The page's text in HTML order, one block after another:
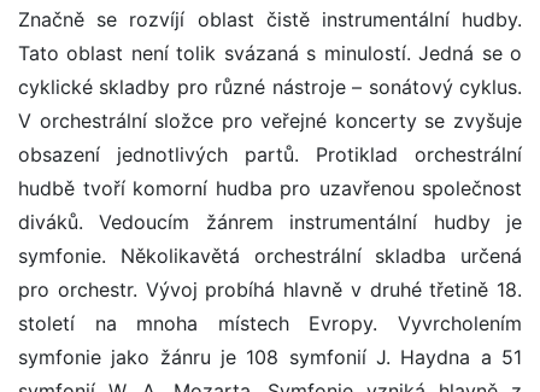
Značně se rozvíjí oblast čistě instrumentální hudby.
Tato oblast není tolik svázaná s minulostí. Jedná se o
cyklické skladby pro různé nástroje – sonátový cyklus.
V orchestrální složce pro veřejné koncerty se zvyšuje
obsazení jednotlivých partů. Protiklad orchestrální
hudbě tvoří komorní hudba pro uzavřenou společnost
diváků. Vedoucím žánrem instrumentální hudby je
symfonie. Několikavětá orchestrální skladba určená
pro orchestr. Vývoj probíhá hlavně v druhé třetině 18.
století na mnoha místech Evropy. Vyvrcholením
symfonie jako žánru je 108 symfonií J. Haydna a 51